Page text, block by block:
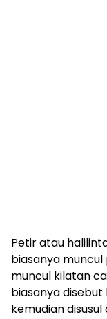
Petir atau
biasanya muncul
muncul kilatan
biasanya
kemudian